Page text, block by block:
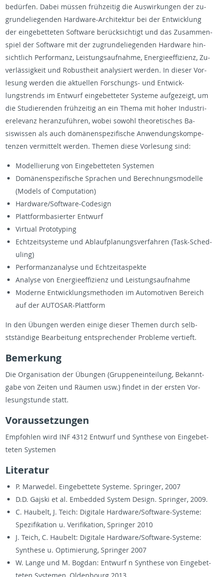
bedürfen. Dabei müssen frühzeitig die Auswirkun­gen der zu­
grun­deliegen­den Hard­ware-Ar­chitek­tur bei der En­twick­lung
der einge­bet­teten Soft­ware berück­sichtigt und das Zusam­men­
spiel der Soft­ware mit der zu­grun­deliegen­den Hard­ware hin­
sichtlich Per­for­manz, Leis­tungsauf­nahme, En­ergieef­fizienz, Zu­
verlässigkeit und Ro­bus­theit analysiert wer­den. In dieser Vor­
lesung wer­den die ak­tuellen Forschungs- und En­twick­
lungstrends im En­twurf einge­bet­teter Sys­teme aufgezeigt, um
die Studieren­den frühzeitig an ein Thema mit hoher In­dus­tri­
erel­e­vanz her­anzuführen, wobei sowohl the­o­retis­ches Ba­
siswis­sen als auch domänen­spez­i­fis­che An­wen­dungskom­pe­
ten­zen ver­mit­telt wer­den. The­men diese Vor­lesung sind:
Mod­el­lierung von Einge­bet­teten Sys­te­men
Domänen­spez­i­fis­che Sprachen und Berech­nungsmod­elle
(Mod­els of Com­pu­ta­tion)
Hard­ware/Soft­ware-Code­sign
Plat­tform­basierter En­twurf
Vir­tual Pro­to­typ­ing
Echtzeit­sys­teme und Ablauf­pla­nungsver­fahren (Task-Sched­
ul­ing)
Per­for­man­z­analyse und Echtzeitaspekte
Analyse von En­ergieef­fizienz und Leis­tungsauf­nahme
Mod­erne En­twick­lungsmeth­o­den im Au­to­mo­tiven Bere­ich
auf der AU­TOSAR-Plat­tform
In den Übun­gen wer­den einige dieser The­men durch selb­
stständige Bear­beitung entsprechen­der Prob­leme ver­tieft.
Be­merkung
Die Or­gan­i­sa­tion der Übun­gen (Grup­penein­teilung, Bekan­nt­
gabe von Zeiten und Räumen usw.) findet in der er­sten Vor­
lesungstunde statt.
Vo­raus­set­zun­gen
Emp­fohlen wird INF 4312 En­twurf und Syn­these von Einge­bet­
teten Sys­te­men
Lit­er­atur
P. Mar­wedel. Einge­bet­tete Sys­teme. Springer, 2007
D.D. Gajski et al. Em­bed­ded Sys­tem De­sign. Springer, 2009.
C. Haubelt, J. Teich: Dig­i­tale Hard­ware/Soft­ware-Sys­teme:
Spez­i­fika­tion u. Ver­i­fika­tion, Springer 2010
J. Teich, C. Haubelt: Dig­i­tale Hard­ware/Soft­ware-Sys­teme:
Syn­these u. Op­ti­mierung, Springer 2007
W. Lange und M. Bog­dan: En­twurf n Syn­these von Einge­bet­